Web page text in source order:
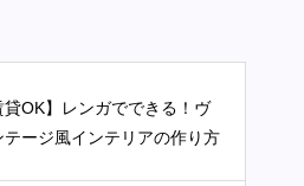
貸OK】レンガでできる！ヴ
テージ風インテリアの作り方